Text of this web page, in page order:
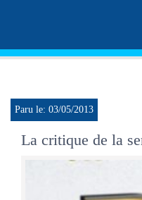
Paru le: 03/05/2013
La critique de la